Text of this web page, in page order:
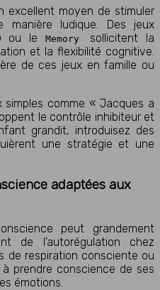
excellent moyen de stimuler
manière ludique. Des jeux
ou le Memory sollicitent la
et la flexibilité cognitive.
de ces jeux en famille ou
simples comme « Jacques a
le contrôle inhibiteur et
grandit, introduisez des
une stratégie et une
adaptées aux
peut grandement
de l’autorégulation chez
de respiration consciente ou
à prendre conscience de ses
émotions.